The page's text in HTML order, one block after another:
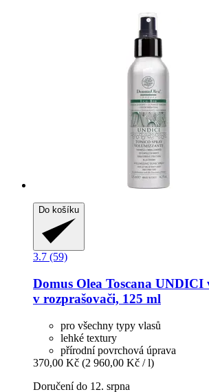
Do košíku
3.7 (59)
Domus Olea Toscana UNDICI
v rozprašovači, 125 ml
pro všechny typy vlasů
lehké textury
přírodní povrchová úprava
370,00 Kč (2 960,00 Kč / l)
Doručení do 12. srpna